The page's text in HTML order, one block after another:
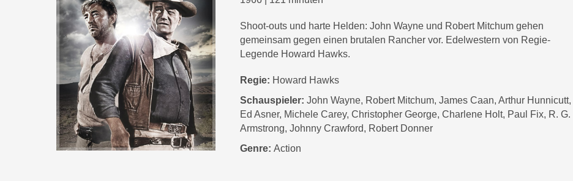
Shoot-outs und harte Helden: John Wayne und Robert Mitchum gehen
gemeinsam gegen einen brutalen Rancher vor. Edelwestern von Regie-
Legende Howard Hawks.
Regie: Howard Hawks
Schauspieler: John Wayne, Robert Mitchum, James Caan, Arthur Hunnicutt,
Ed Asner, Michele Carey, Christopher George, Charlene Holt, Paul Fix, R. G.
Armstrong, Johnny Crawford, Robert Donner
Genre: Action